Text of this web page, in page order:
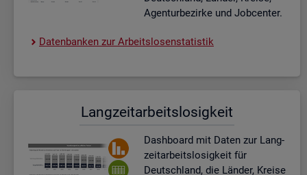
Agen­tur­be­zir­ke und Job­cen­ter.
Da­ten­ban­ken zur Ar­beits­lo­sen­sta­tis­tik
Lang­zeit­ar­beits­lo­sig­keit
Dash­board mit Daten zur Lang­
zeit­ar­beits­lo­sig­keit für
Deutsch­land, die Län­der, Krei­se